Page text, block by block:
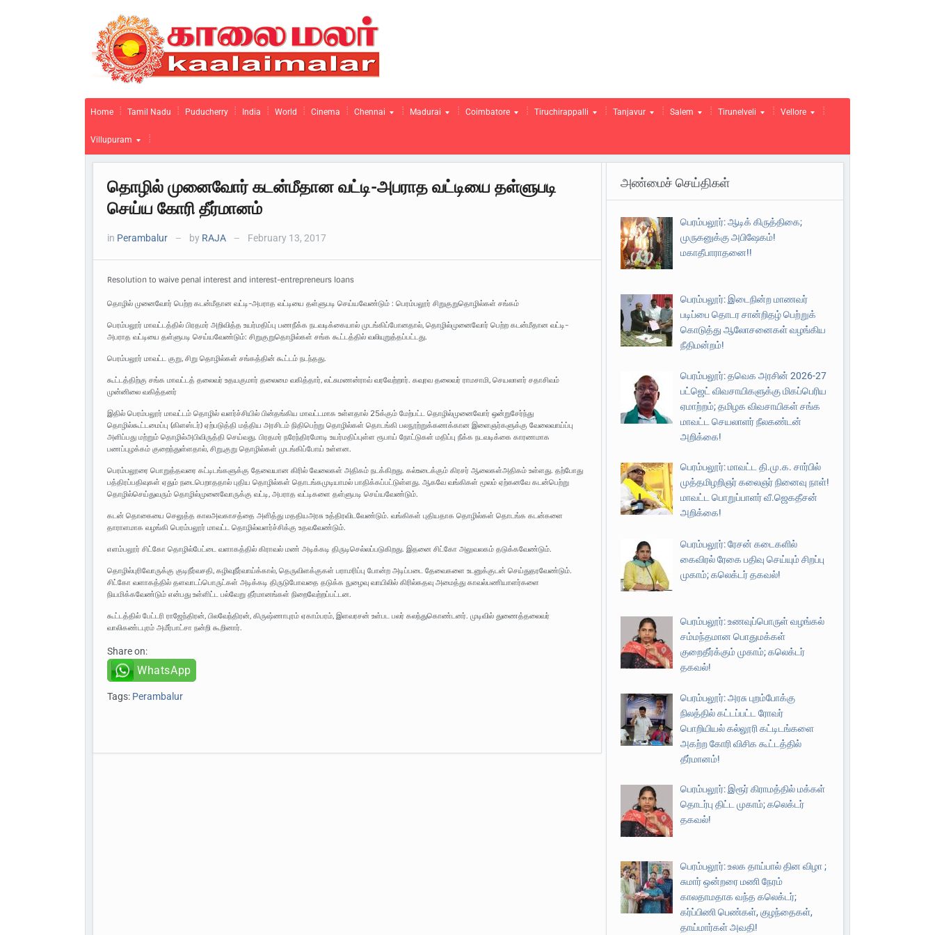
Home Tamil Nadu Puducherry India World Cinema Chennai Madurai Coimbatore Tiruchirappalli Tanjavur Salem Tirunelveli Vellore
Villupuram
தொழில் முனைவோர் கடன்மீதான வட்டி-அபராத வட்டியை தள்ளுபடி
செய்ய கோரி தீர்மானம்
in Perambalur — by RAJA — February 13, 2017
Resolution to waive penal interest and interest-entrepreneurs loans
தொழில் முனைவோர் பெற்ற கடன்மீதான வட்டி-அபராத வட்டியை தள்ளுபடி செய்யவேண்டும் : பெரம்பலூர் சிறுகுறுதொழில்கள் சங்கம்
பெரம்பலூர் மாவட்டத்தில் பிரதமர் அறிவித்த உயர்மதிப்பு பணநீக்க நடவடிக்கையால் முடங்கிப்போனதால், தொழில்முனைவோர் பெற்ற கடன்மீதான வட்டி-
அபராத வட்டியை தள்ளுபடி செய்யவேண்டும்: சிறுகுறுதொழில்கள் சங்க கூட்டத்தில் வலியுறுத்தப்பட்டது.
பெரம்பலூர் மாவட்ட குறு, சிறு தொழில்கள் சங்கத்தின் கூட்டம் நடந்தது.
கூட்டத்திற்கு சங்க மாவட்டத் தலைவர் உதயகுமார் தலைமை வகித்தார், லட்சுமணன்ராவ் வரவேற்றார். கவுரவ தலைவர் ராமசாமி, செயலாளர் சதாசிவம்
முன்னிலை வகித்தனர்
இதில் பெரம்பலூர் மாவட்டம் தொழில் வளர்ச்சியில் பின்தங்கிய மாவட்டமாக உள்ளதால் 25க்கும் மேற்பட்ட தொழில்முனைவோர் ஒன்றுசேர்ந்து
தொழில்கூட்டமைப்பு (கிளஸ்டர்) ஏற்படுத்தி மத்திய அரசிடம் நிதிபெற்று தொழில்கள் தொடங்கி பலநூற்றுக்கணக்கான இளைஞர்களுக்கு வேலைவாய்ப்பு
அளிப்பது மற்றும் தொழில்அபிவிருத்தி செய்வது. பிரதமர் நரேந்திரமோடி உயர்மதிப்புள்ள ரூபாய் நோட்டுகள் மதிப்பு நீக்க நடவடிக்கை காரணமாக
பணப்புழக்கம் குறைந்துள்ளதால், சிறு,குறு தொழில்கள் முடங்கிப்போய் உள்ளன.
பெரம்பலூரை பொறுத்தவரை கட்டிடங்களுக்கு தேவையான கிரில் வேலைகள் அதிகம் நடக்கிறது. கல்உடைக்கும் கிரசர் ஆலைகள்அதிகம் உள்ளது. தற்போது
பத்திரப்பதிவுகள் ஏதும் நடைபெறாததால் புதிய தொழில்கள் தொடங்கமுடியாமல் பாதிக்கப்பட்டுள்ளது. ஆகவே வங்கிகள் மூலம் ஏற்கனவே கடன்பெற்று
தொழில்செய்துவரும் தொழில்முனைவோருக்கு வட்டி, அபராத வட்டிகளை தள்ளுபடி செய்யவேண்டும்.
கடன் தொகையை செலுத்த காலஅவகாசத்தை அளித்து மததியஅரசு உத்திரவிடவேண்டும். வங்கிகள் புதியதாக தொழில்கள் தொடங்க கடன்களை
தாராளமாக வழங்கி பெரம்பலூர் மாவட்ட தொழில்வளர்ச்சிக்கு உதவவேண்டும்.
எளம்பலூர் சிட்கோ தொழில்பேட்டை வளாகத்தில் கிராவல் மண் அடிக்கடி திருடிசெல்லப்படுகிறது. இதனை சிட்கோ அலுவலகம் தடுக்கவேண்டும்.
தொழில்புரிவோருக்கு குடிநீர்வசதி, கழிவுநீர்வாய்க்கால், தெருவிளக்குகள் பராமரிப்பு போன்ற அடிப்படை தேவைகளை உடனுக்குடன் செய்துதரவேண்டும்.
சிட்கோ வளாகத்தில் தளவாடப்பொருட்கள் அடிக்கடி திருடுபோவதை தடுக்க நுழைவு வாயிலில் கிரில்கதவு அமைத்து காவல்பணியாளர்களை
நியமிக்கவேண்டும் என்பது உள்ளிட்ட பல்வேறு தீர்மானங்கள் நிறைவேற்றப்பட்டன.
கூட்டத்தில் பேட்டரி ராஜேந்திரன், பிலவேந்திரன், கிருஷ்ணாபுரம் ஏகாம்பரம், இளவரசன் உள்பட பலர் கலந்துகொண்டனர். முடிவில் துணைத்தலைவர்
வாலிகண்டபுரம் அமீர்பாட்சா நன்றி கூறினார்.
Share on:
WhatsApp
Tags: Perambalur
அண்மைச் செய்திகள்
பெரம்பலூர்: ஆடிக் கிருத்திகை;
முருகனுக்கு அபிஷேகம்!
மகாதீபாராதனை!!
பெரம்பலூர்: இடைநின்ற மாணவர்
படிப்பை தொடர சான்றிதழ் பெற்றுக்
கொடுத்து ஆலோசனைகள் வழங்கிய
நீதிமன்றம்!
பெரம்பலூர்: தவெக அரசின் 2026-27
பட்ஜெட் விவசாயிகளுக்கு மிகப்பெரிய
ஏமாற்றம்; தமிழக விவசாயிகள் சங்க
மாவட்ட செயலாளர் நீலகண்டன்
அறிக்கை!
பெரம்பலூர்: மாவட்ட தி.மு.க. சார்பில்
முத்தமிழறிஞர் கலைஞர் நினைவு நாள்!
மாவட்ட பொறுப்பாளர் வீ.ஜெகதீசன்
அறிக்கை!
பெரம்பலூர்: ரேசன் கடைகளில்
கைவிரல் ரேகை பதிவு செய்யும் சிறப்பு
முகாம்; கலெக்டர் தகவல்!
பெரம்பலூர்: உணவுப்பொருள் வழங்கல்
சம்மந்தமான பொதுமக்கள்
குறைதீர்க்கும் முகாம்; கலெக்டர்
தகவல்!
பெரம்பலூர்: அரசு புறம்போக்கு
நிலத்தில் கட்டப்பட்ட ரோவர்
பொறியியல் கல்லூரி கட்டிடங்களை
அகற்ற கோரி விசிக கூட்டத்தில்
தீர்மானம்!
பெரம்பலூர்: இரூர் கிராமத்தில் மக்கள்
தொடர்பு திட்ட முகாம்; கலெக்டர்
தகவல்!
பெரம்பலூர்: உலக தாய்பால் தின விழா ;
சுமார் ஒன்றரை மணி நேரம்
காலதாமதாக வந்த கலெக்டர்;
கர்ப்பிணி பெண்கள், குழந்தைகள்,
தாய்மார்கள் அவதி!